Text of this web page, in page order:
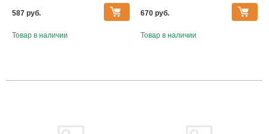
587 pуб.
Товар в наличии
670 pуб.
Товар в наличии